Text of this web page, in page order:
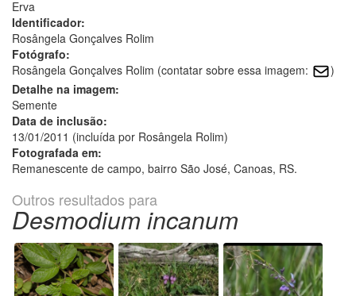
Erva
Identificador:
Rosângela Gonçalves Rolim
Fotógrafo:
Rosângela Gonçalves Rolim (contatar sobre essa imagem:
)
Detalhe na imagem:
Semente
Data de inclusão:
13/01/2011 (incluída por Rosângela Rolim)
Fotografada em:
Remanescente de campo, bairro São José, Canoas, RS.
Outros resultados para
Desmodium incanum